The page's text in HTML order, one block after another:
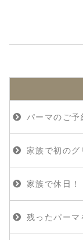
パーマのご予
家族で初のグ
家族で休日！
残ったパーマ